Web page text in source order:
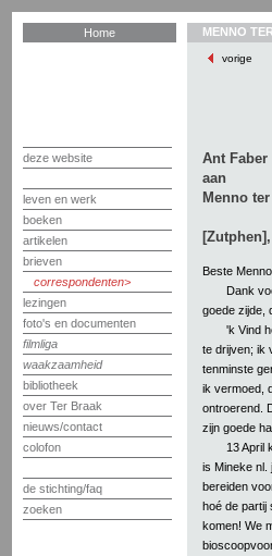
Home
deze website
leven en werk
boeken
artikelen
brieven
correspondenten
lezingen
foto's en documenten
filmliga
waakzaamheid
bibliotheek
over Ter Braak
nieuws/contact
colofon
de stichting/faq
zoeken
MENNO
vorige
Ant Faber
aan
Menno
Beste Menno.
Dank
goede zijde,
'k Vind
te drijven; ik
tenminste
ik vermoed,
ontroerend.
zijn goede
13 April
is Mineke nl.
bereiden
hoé de partij
komen! We